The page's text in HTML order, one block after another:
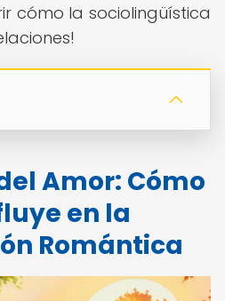
cómo la sociolingüística
Amor: Cómo
en la
Romántica